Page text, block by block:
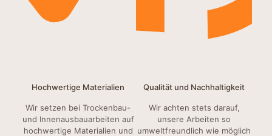
Hochwertige Materialien
Wir setzen bei Trockenbau-
und Innenausbauarbeiten auf
hochwertige Materialien und
Qualität und Nachhaltigkeit
Wir achten stets darauf,
unsere Arbeiten so
umweltfreundlich wie möglich